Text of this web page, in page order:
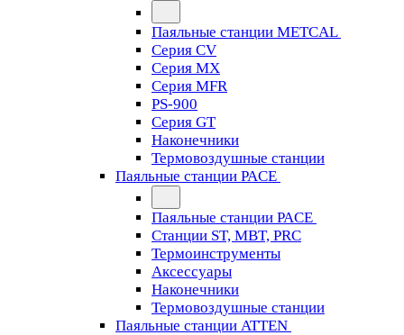
Паяльные станции METCAL
Серия CV
Серия MX
Серия MFR
PS-900
Серия GT
Наконечники
Термовоздушные станции
Паяльные станции PACE
Паяльные станции PACE
Станции ST, MBT, PRC
Термоинструменты
Аксессуары
Наконечники
Термовоздушные станции
Паяльные станции ATTEN